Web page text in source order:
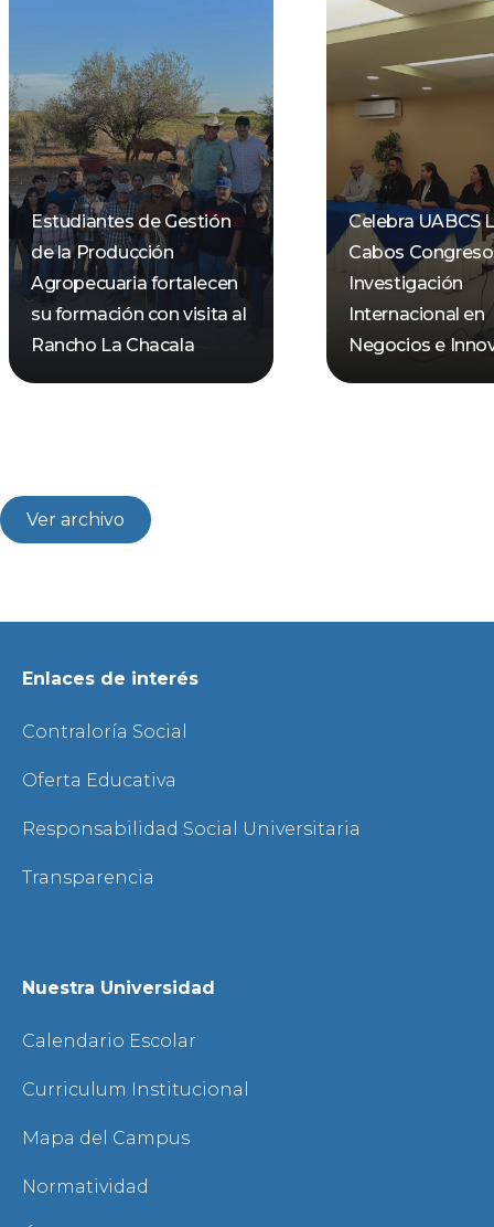
Estudiantes de Gestión
de la Producción
Agropecuaria fortalecen
su formación con visita al
Rancho La Chacala
Celebra UABCS
Cabos
Investigación
Internacional en
Negocios e
Ver archivo
Enlaces de interés
Contraloría Social
Oferta Educativa
Responsabilidad Social Universitaria
Transparencia
Nuestra Universidad
Calendario Escolar
Curriculum Institucional
Mapa del Campus
Normatividad